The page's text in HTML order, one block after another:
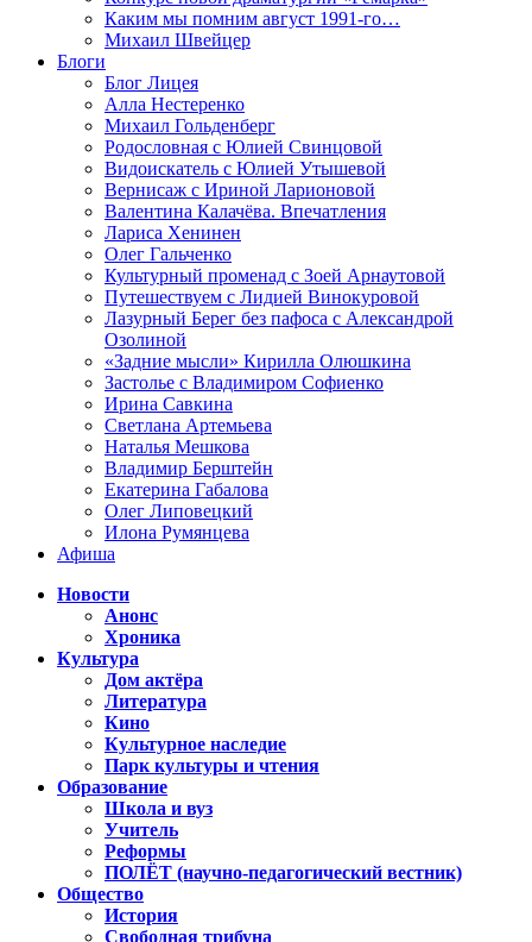
Каким мы помним август 1991-го…
Михаил Швейцер
Блоги
Блог Лицея
Алла Нестеренко
Михаил Гольденберг
Родословная с Юлией Свинцовой
Видоискатель с Юлией Утышевой
Вернисаж с Ириной Ларионовой
Валентина Калачёва. Впечатления
Лариса Хенинен
Олег Гальченко
Культурный променад с Зоей Арнаутовой
Путешествуем с Лидией Винокуровой
Лазурный Берег без пафоса с Александрой
Озолиной
«Задние мысли» Кирилла Олюшкина
Застолье с Владимиром Софиенко
Ирина Савкина
Светлана Артемьева
Наталья Мешкова
Владимир Берштейн
Екатерина Габалова
Олег Липовецкий
Илона Румянцева
Афиша
Новости
Анонс
Хроника
Культура
Дом актёра
Литература
Кино
Культурное наследие
Парк культуры и чтения
Образование
Школа и вуз
Учитель
Реформы
ПОЛЁТ (научно-педагогический вестник)
Общество
История
Свободная трибуна